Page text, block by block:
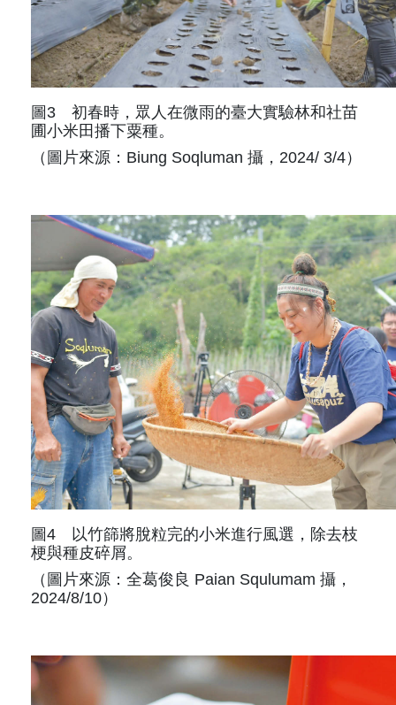
圖3 初春時，眾人在微雨的臺大實驗林和社苗
圃小米田播下粟種。
（圖片來源：Biung Soqluman 攝，2024/ 3/4）
圖4 以竹篩將脫粒完的小米進行風選，除去枝
梗與種皮碎屑。
（圖片來源：全葛俊良 Paian Squlumam 攝，
2024/8/10）